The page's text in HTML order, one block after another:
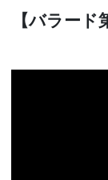
【バラード